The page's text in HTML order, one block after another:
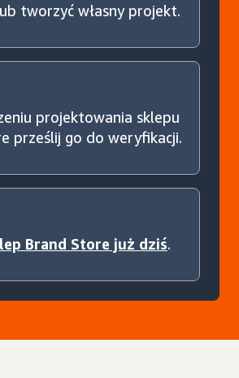
tworzyć własny projekt.
projektowania sklepu
prześlij go do weryfikacji.
Brand Store już dziś.